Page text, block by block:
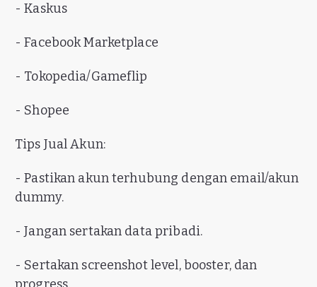
- Kaskus
- Facebook Marketplace
- Tokopedia/Gameflip
- Shopee
Tips Jual Akun:
- Pastikan akun terhubung dengan email/akun
dummy.
- Jangan sertakan data pribadi.
- Sertakan screenshot level, booster, dan